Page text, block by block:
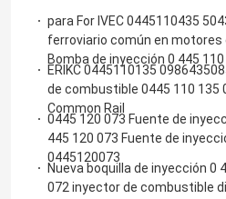
para For IVEC 0445110435
ferroviario común en motores
Bomba de inyección 0 445 110
ERIKC 0445110135
de combustible 0445 110 135
Common Rail
0445 120 073 Fuente de
445 120 073 Fuente de
0445120073
Nueva boquilla de inyección 0
072 inyector de combustible